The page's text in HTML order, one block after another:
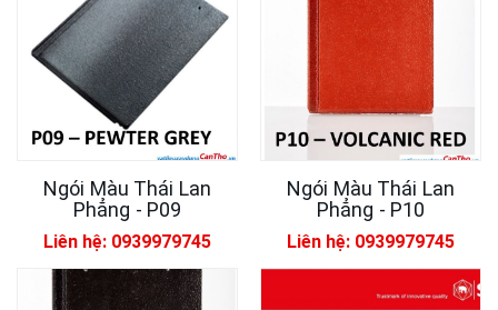
Ngói Màu Thái Lan
Phẳng - P09
Liên hệ: 0939979745
Ngói Màu Thái Lan
Phẳng - P10
Liên hệ: 0939979745